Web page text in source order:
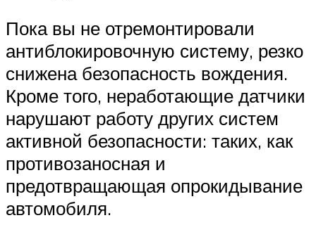
Пока вы не отремонтировали
антиблокировочную систему, резко
снижена безопасность вождения.
Кроме того, неработающие датчики
нарушают работу других систем
активной безопасности: таких, как
противозаносная и
предотвращающая опрокидывание
автомобиля.